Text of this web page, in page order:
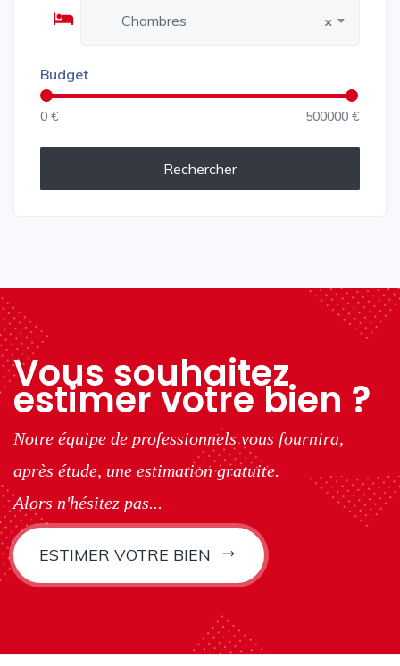
×
Chambres
Budget
0 € 500000 €
Rechercher
Vous souhaitez
estimer votre bien ?
Notre équipe de professionnels vous fournira,
après étude, une estimation gratuite.
Alors n'hésitez pas...
ESTIMER VOTRE BIEN